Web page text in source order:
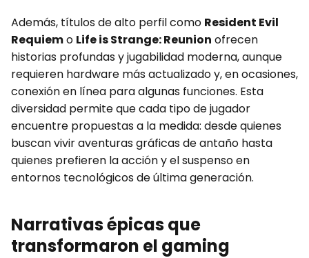
Además, títulos de alto perfil como Resident Evil
Requiemo Life is Strange: Reunion ofrecen
historias profundas y jugabilidad moderna, aunque
requieren hardware más actualizado y, en ocasiones,
conexión en línea para algunas funciones. Esta
diversidad permite que cada tipo de jugador
encuentre propuestas a la medida: desde quienes
buscan vivir aventuras gráficas de antaño hasta
quienes prefieren la acción y el suspenso en
entornos tecnológicos de última generación.
Narrativas épicas que
transformaron el gaming